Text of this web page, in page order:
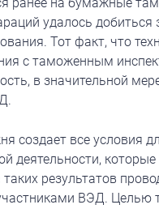
удалось добиться
Тот факт, что
с таможенным
в значительной
создает все условия
деятельности,
результатов
ВЭД. Целью